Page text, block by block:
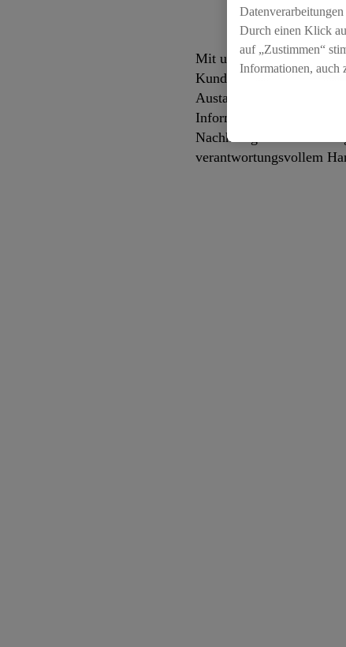
Mit unseren Partnern,
Kundinnen und Kunden
Austausch. Durch den
Informationsangebote
Nachhaltigkeit und
verantwortungsvollem
Durch einen Klick
auf „Zustimmen“
Informationen, auch